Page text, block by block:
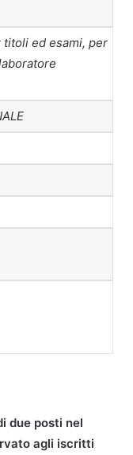
titoli ed esami, per
due posti nel
agli iscritti